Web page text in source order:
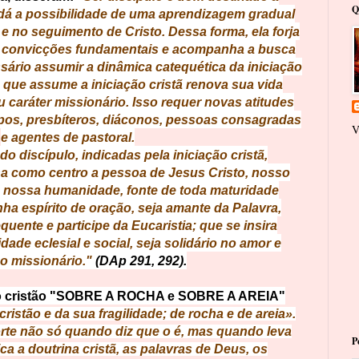
a possibilidade de uma aprendizagem gradual
no seguimento de Cristo. Dessa forma, ela forja
fundamentais e acompanha a busca
assumir a dinâmica catequética da iniciação
assume a iniciação cristã renova sua vida
caráter missionário. Isso requer novas atitudes
presbíteros, diáconos, pessoas consagradas
e agentes de pastoral.
discípulo, indicadas pela iniciação cristã,
como centro a pessoa de Jesus Cristo, nosso
humanidade, fonte de toda maturidade
espírito de oração, seja amante da Palavra,
e participe da Eucaristia; que se insira
eclesial e social, seja solidário no amor e
missionário."(DAp 291, 292).
"SOBRE A ROCHA e SOBRE A AREIA"
e da sua fragilidade; de rocha e de areia».
não só quando diz que o é, mas quando leva
a doutrina cristã, as palavras de Deus, os